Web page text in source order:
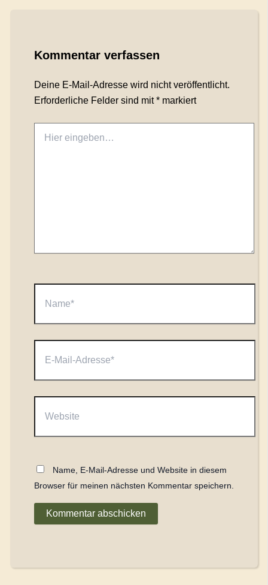
Kommentar verfassen
Deine E-Mail-Adresse wird nicht veröffentlicht.
Erforderliche Felder sind mit*markiert
eingeben…
Mail-
Name, E-Mail-Adresse und Website in diesem
Browser für meinen nächsten Kommentar speichern.